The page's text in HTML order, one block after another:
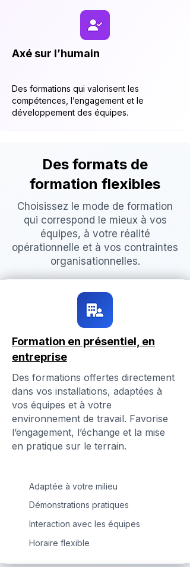
Axé sur l’humain
Des formations qui valorisent les
compétences, l’engagement et le
développement des équipes.
Des formats de
formation flexibles
Choisissez le mode de formation
qui correspond le mieux à vos
équipes, à votre réalité
opérationnelle et à vos contraintes
organisationnelles.
Formation en présentiel, en
entreprise
Des formations offertes directement
dans vos installations, adaptées à
vos équipes et à votre
environnement de travail. Favorise
l’engagement, l’échange et la mise
en pratique sur le terrain.
Adaptée à votre milieu
Démonstrations pratiques
Interaction avec les équipes
Horaire flexible